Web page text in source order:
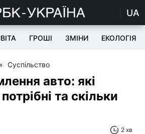
UA
ГРОШІ ЗМІНИ ЕКОЛОГІЯ
» Суспільство
авто: які
та скільки
2 хв